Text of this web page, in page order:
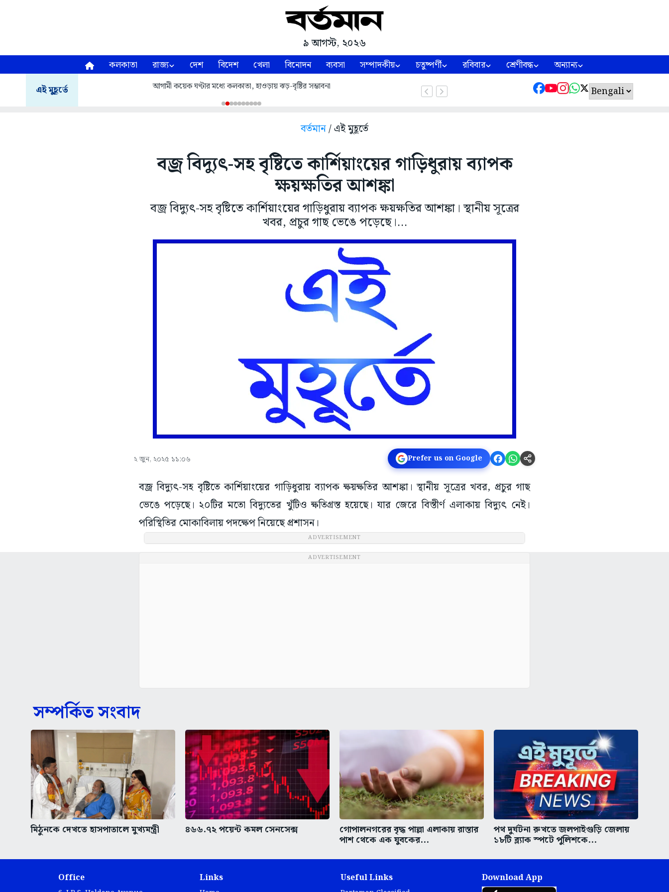
৯ আগস্ট, ২০২৬
কলকাতা রাজ্য দেশ বিদেশ খেলা বিনোদন ব্যবসা সম্পাদকীয় চতুষ্পর্ণী রবিবার শ্রেণীবদ্ধ অন্যান্য
এই মুহূর্তে আগামী কয়েক ঘণ্টার মধ্যে কলকাতা, হাওড়ায় ঝড়-বৃষ্টির সম্ভাবনা
বর্তমান/ এই মুহূর্তে
বজ্র বিদ্যুৎ-সহ বৃষ্টিতে কার্শিয়াংয়ের গাড়িধুরায় ব্যাপক
ক্ষয়ক্ষতির আশঙ্কা
বজ্র বিদ্যুৎ-সহ বৃষ্টিতে কার্শিয়াংয়ের গাড়িধুরায় ব্যাপক ক্ষয়ক্ষতির আশঙ্কা। স্থানীয় সূত্রের
খবর, প্রচুর গাছ ভেঙে পড়েছে।...
২ জুন, ২০২৫ ১১:০৬ Prefer us on Google
বজ্র বিদ্যুৎ-সহ বৃষ্টিতে কার্শিয়াংয়ের গাড়িধুরায় ব্যাপক ক্ষয়ক্ষতির আশঙ্কা। স্থানীয় সূত্রের খবর, প্রচুর গাছ
ভেঙে পড়েছে। ২০টির মতো বিদ্যুতের খুঁটিও ক্ষতিগ্রস্ত হয়েছে। যার জেরে বিস্তীর্ণ এলাকায় বিদ্যুৎ নেই।
পরিস্থিতির মোকাবিলায় পদক্ষেপ নিয়েছে প্রশাসন।
ADVERTISEMENT
ADVERTISEMENT
সম্পর্কিত সংবাদ
মিঠুনকে দেখতে হাসপাতালে মুখ্যমন্ত্রী ৪৬৬.৭২ পয়েন্ট কমল সেনসেক্স গোপালনগরের বৃদ্ধ পাল্লা এলাকায় রাস্তার
পাশ থেকে এক যুবকের...
পথ দুর্ঘটনা রুখতে জলপাইগুড়ি জেলায়
১৮টি ব্ল্যাক স্পটে পুলিশকে...
Office Links Useful Links Download App